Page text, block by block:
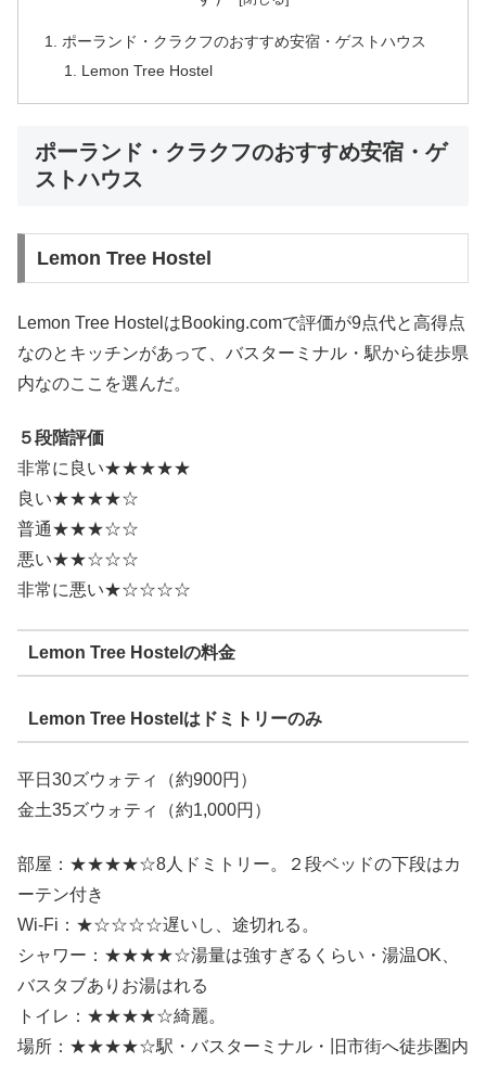
ポーランド・クラクフのおすすめ安宿・ゲストハウス
Lemon Tree Hostel
ポーランド・クラクフのおすすめ安宿・ゲ
ストハウス
Lemon Tree Hostel
Lemon Tree HostelはBooking.comで評価が9点代と高得点
なのとキッチンがあって、バスターミナル・駅から徒歩県
内なのここを選んだ。
５段階評価
非常に良い★★★★★
良い★★★★☆
普通★★★☆☆
悪い★★☆☆☆
非常に悪い★☆☆☆☆
Lemon Tree Hostelの料金
Lemon Tree Hostelはドミトリーのみ
平日30ズウォティ（約900円）
金土35ズウォティ（約1,000円）
部屋：★★★★☆8人ドミトリー。２段ベッドの下段はカ
ーテン付き
Wi-Fi：★☆☆☆☆遅いし、途切れる。
シャワー：★★★★☆湯量は強すぎるくらい・湯温OK、
バスタブありお湯はれる
トイレ：★★★★☆綺麗。
場所：★★★★☆駅・バスターミナル・旧市街へ徒歩圏内